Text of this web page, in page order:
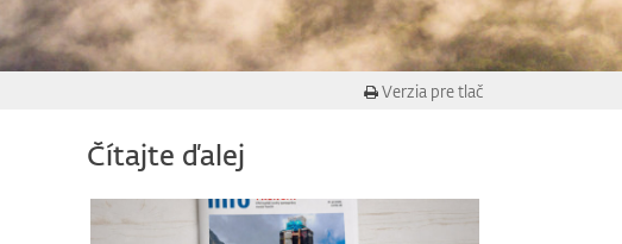
Verzia pre tlač
Čítajte ďalej